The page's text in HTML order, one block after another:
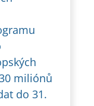
miliónů
do 31.